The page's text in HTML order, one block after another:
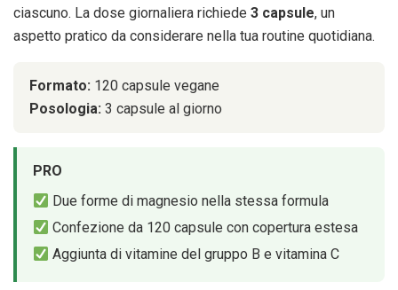
ciascuno. La dose giornaliera richiede 3 capsule, un
aspetto pratico da considerare nella tua routine quotidiana.
Formato: 120 capsule vegane
Posologia: 3 capsule al giorno
PRO
Due forme di magnesio nella stessa formula
Confezione da 120 capsule con copertura estesa
Aggiunta di vitamine del gruppo B e vitamina C